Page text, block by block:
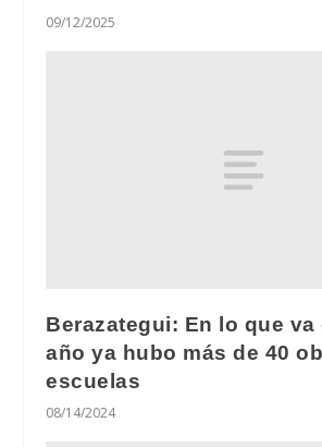
09/12/2025
Berazategui: En lo que va
año ya hubo más de 40
escuelas
08/14/2024